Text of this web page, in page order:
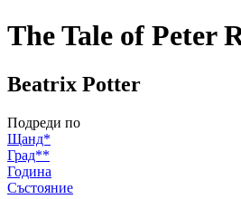
The Tale of Peter
Beatrix Potter
Подреди по
Щанд*
Град**
Година
Състояние